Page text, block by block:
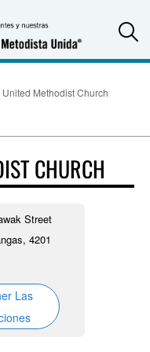
United Methodist Church
CHURCH
Street
4201
Las